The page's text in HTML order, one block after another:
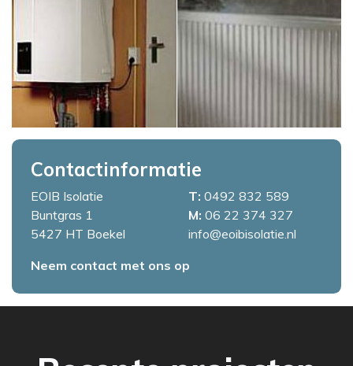
Contactinformatie
EOIB Isolatie
Buntgras 1
5427 HT Boekel
T: 0492 832 589
M: 06 22 374 327
info@eoibisolatie.nl
Neem contact met ons op